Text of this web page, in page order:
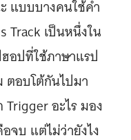
แบบบางคนใช้คำ
Track เป็นหนึ่งใน
อปที่ใช้ภาษาแรป
ตอบโต้กันไปมา
Trigger อะไร มอง
จบ แต่ไม่ว่ายังไง